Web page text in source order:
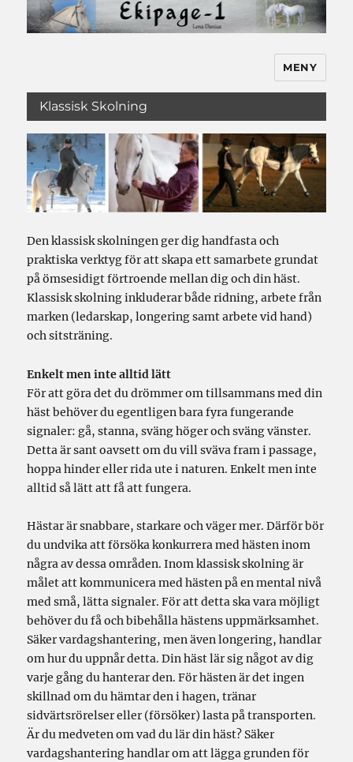
MENY
Klassisk Skolning
Den klassisk skolningen ger dig handfasta och
praktiska verktyg för att skapa ett samarbete grundat
på ömsesidigt förtroende mellan dig och din häst.
Klassisk skolning inkluderar både ridning, arbete från
marken (ledarskap, longering samt arbete vid hand)
och sitsträning.
Enkelt men inte alltid lätt
För att göra det du drömmer om tillsammans med din
häst behöver du egentligen bara fyra fungerande
signaler: gå, stanna, sväng höger och sväng vänster.
Detta är sant oavsett om du vill sväva fram i passage,
hoppa hinder eller rida ute i naturen. Enkelt men inte
alltid så lätt att få att fungera.
Hästar är snabbare, starkare och väger mer. Därför bör
du undvika att försöka konkurrera med hästen inom
några av dessa områden. Inom klassisk skolning är
målet att kommunicera med hästen på en mental nivå
med små, lätta signaler. För att detta ska vara möjligt
behöver du få och bibehålla hästens uppmärksamhet.
Säker vardagshantering, men även longering, handlar
om hur du uppnår detta. Din häst lär sig något av dig
varje gång du hanterar den. För hästen är det ingen
skillnad om du hämtar den i hagen, tränar
sidvärtsrörelser eller (försöker) lasta på transporten.
Är du medveten om vad du lär din häst? Säker
vardagshantering handlar om att lägga grunden för